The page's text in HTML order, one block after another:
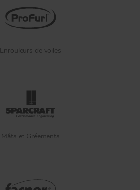
Enrouleurs de voiles
Mâts et Gréements